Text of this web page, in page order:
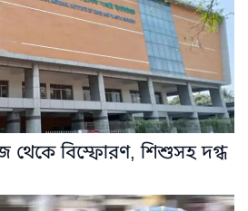
থেকে বিস্ফোরণ, শিশুসহ দগ্ধ